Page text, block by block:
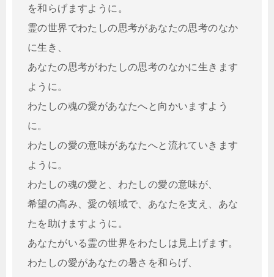
を和らげますように。
霊の世界でわたしの思考があなたの思考のなか
に生き、
あなたの思考がわたしの思考のなかに生きます
ように。
わたしの魂の愛があなたへと向かいますよう
に。
わたしの愛の意味があなたへと流れていきます
ように。
わたしの魂の愛と、わたしの愛の意味が、
希望の高み、愛の領域で、あなたを支え、あな
たを助けますように。
あなたがいる霊の世界をわたしは見上げます。
わたしの愛があなたの暑さを和らげ、